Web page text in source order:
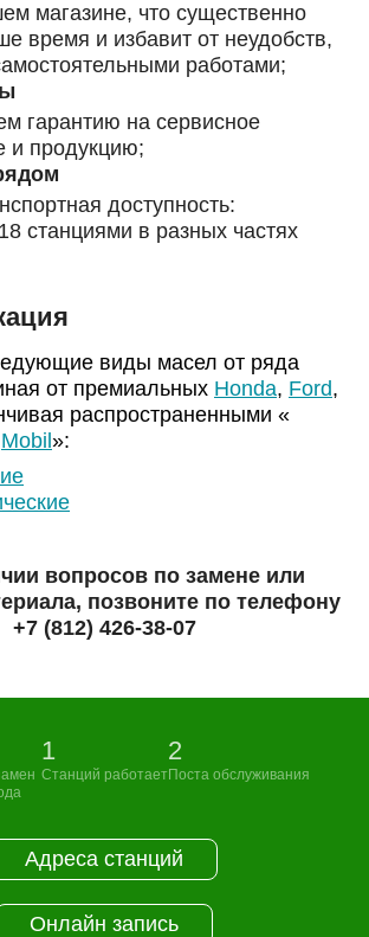
магазине, что существенно
время и избавит от неудобств,
работами;
гарантию на сервисное
и продукцию;
доступность:
станциями в разных частях
виды масел от ряда
от премиальных Honda, Ford,
распространенными «
Mobil »:
вопросов по замене или
позвоните по телефону
+7 (812) 426-38-07
1
Станций работает
2
Поста обслуживания
Адреса станций
Онлайн запись